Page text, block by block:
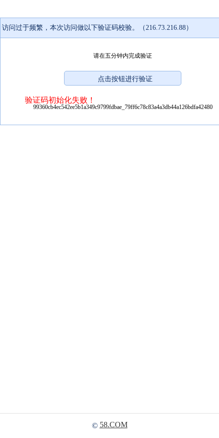
访问过于频繁，本次访问做以下验证码校验。（216.73.216.88）
请在五分钟内完成验证
验证码初始化失败！
99360cb4ec542ee5b1a349c9799fdbae_79ff6c78c83a4a3db44a126bdfa42480
© 58.COM